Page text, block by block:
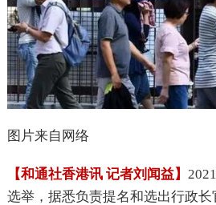
图片来自网络
【和通社香港讯 记者刘闻益】
选举，据悉负责提名和选出行政